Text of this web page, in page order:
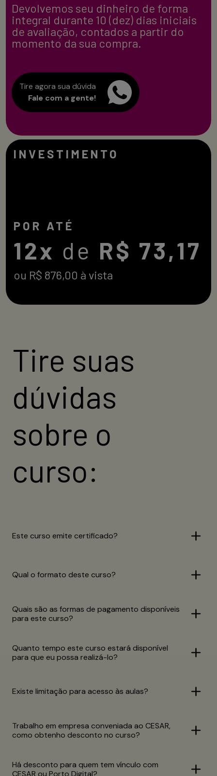
Devolvemos seu dinheiro de forma
integral durante 10 (dez) dias iniciais
de avaliação, contados a partir do
momento da sua compra.
Tire agora sua dúvida
Fale com a gente!
INVESTIMENTO
POR ATÉ
12x de R$ 73,17
ou R$ 876,00 à vista
Tire suas
dúvidas
sobre o
curso:
Este curso emite certificado?
Qual o formato deste curso?
Quais são as formas de pagamento disponíveis
para este curso?
Quanto tempo este curso estará disponível
para que eu possa realizá-lo?
Existe limitação para acesso às aulas?
Trabalho em empresa conveniada ao CESAR,
como obtenho desconto no curso?
Há desconto para quem tem vínculo com
CESAR ou Porto Digital?